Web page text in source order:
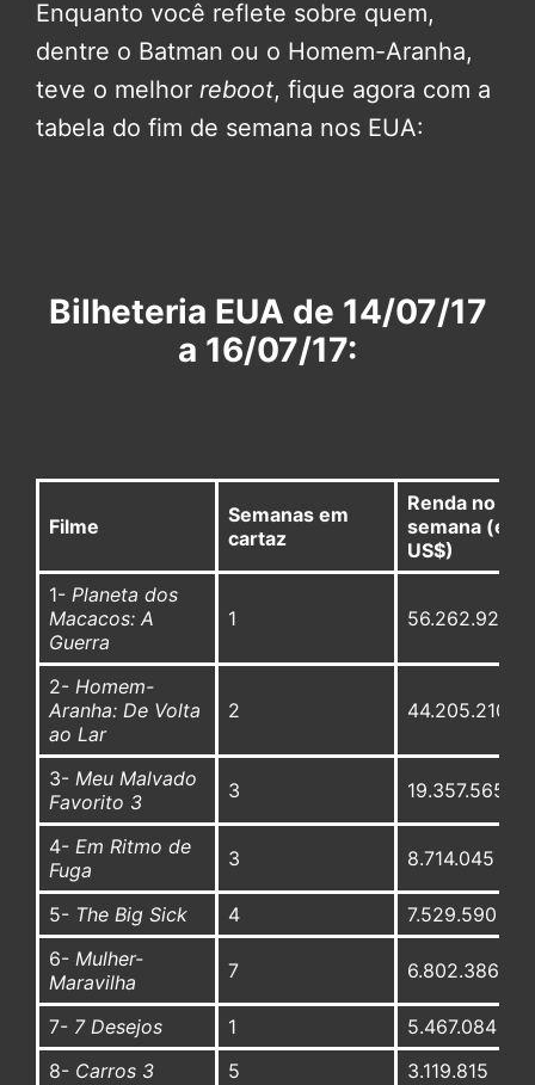
Enquanto você reflete sobre quem,
dentre o Batman ou o Homem-Aranha,
teve o melhor reboot, fique agora com a
tabela do fim de semana nos EUA:
Bilheteria EUA de 14/07/17
a 16/07/17:
Filme
Semanas em
cartaz
Renda no fim
semana (em
US$)
1- Planeta dos
Macacos: A
Guerra
1 56.262.929
2- Homem-
Aranha: De Volta
ao Lar
2 44.205.210
3- Meu Malvado
Favorito 3
3 19.357.565
4- Em Ritmo de
Fuga
3 8.714.045
5- The Big Sick 4
7.529.590
6- Mulher-
Maravilha
7 6.802.386
7- 7 Desejos 1
5.467.084
8- Carros 3 5
3.119.815